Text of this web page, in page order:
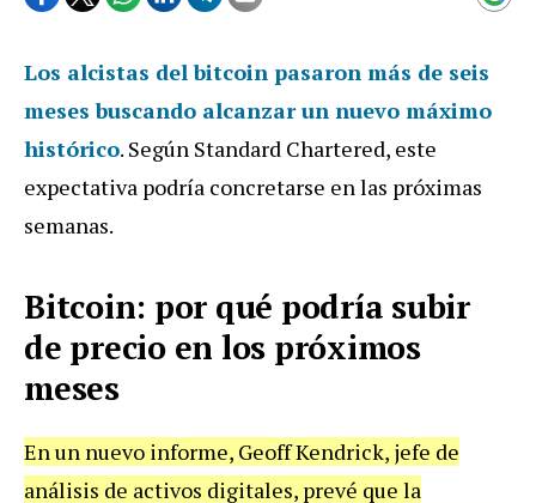
Los alcistas del bitcoin pasaron más de seis
meses buscando alcanzar un nuevo máximo
histórico. Según Standard Chartered, este
expectativa podría concretarse en las próximas
semanas.
Bitcoin: por qué podría subir
de precio en los próximos
meses
En un nuevo informe, Geoff Kendrick, jefe de
análisis de activos digitales, prevé que la